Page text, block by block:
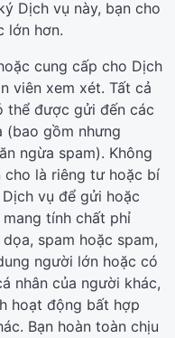
Dịch vụ này, bạn cho
lớn hơn.
cung cấp cho Dịch
viên xem xét. Tất cả
thể được gửi đến các
(bao gồm nhưng
ngừa spam). Không
là riêng tư hoặc bí
vụ để gửi hoặc
tính chất phỉ
spam hoặc spam,
người lớn hoặc có
nhân của người khác,
hoạt động bất hợp
Bạn hoàn toàn chịu